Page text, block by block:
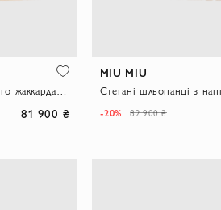
81 900 ₴
MIU MIU
-20% 82 900 ₴